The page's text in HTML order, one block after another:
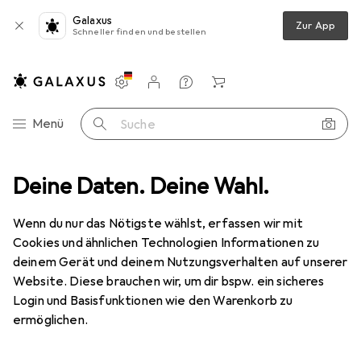
Deine Daten. Deine Wahl.
Wenn du nur das Nötigste wählst, erfassen wir mit
Cookies und ähnlichen Technologien Informationen zu
deinem Gerät und deinem Nutzungsverhalten auf unserer
Website. Diese brauchen wir, um dir bspw. ein sicheres
Login und Basisfunktionen wie den Warenkorb zu
ermöglichen.
Galaxus
Schneller finden und bestellen Zur App
Navigation nach Kategorien
Menü Suche
Einstellungen
Kundenkonto
Vergleichslisten
Merklisten
Warenkorb
Boots + Stiefel CMP Campagnolo Pyry WP Schuhe
EUR
44,87
CMP CampagnoloPyry WP Schuhe
29